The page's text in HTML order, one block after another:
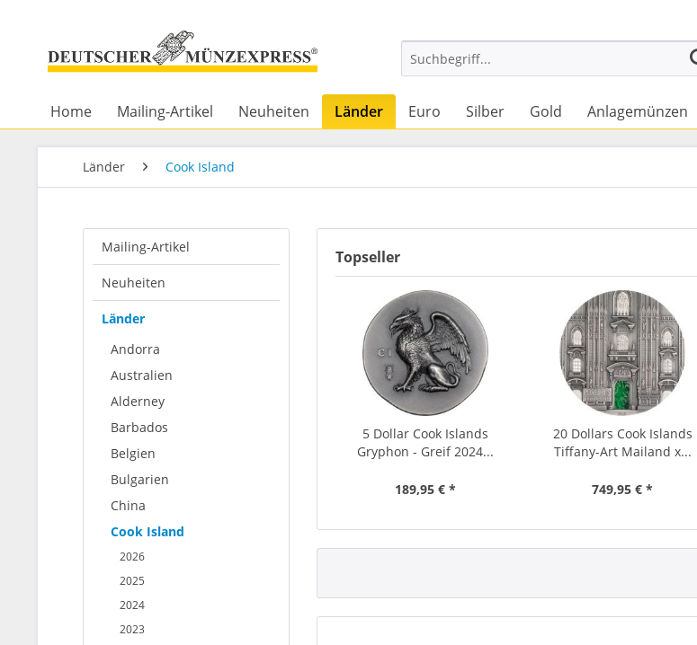
Home Mailing-Artikel Neuheiten Länder Euro Silber Gold Anlagemünzen
Länder Cook Island
Mailing-Artikel
Neuheiten
Länder
Andorra
Australien
Alderney
Barbados
Belgien
Bulgarien
China
Cook Island
2026
2025
2024
2023
Topseller
5 Dollar Cook Islands
Gryphon - Greif 2024...
189,95 € *
20 Dollars Cook Islands
Tiffany-Art Mailand x...
749,95 € *